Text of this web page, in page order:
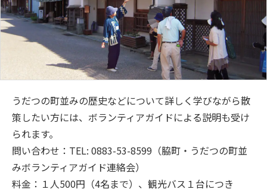
うだつの町並みの歴史などについて詳しく学びながら散
策したい方には、ボランティアガイドによる説明も受け
られます。
問い合わせ：TEL: 0883-53-8599（脇町・うだつの町並
みボランティアガイド連絡会）
料金：１人500円（4名まで）、観光バス１台につき